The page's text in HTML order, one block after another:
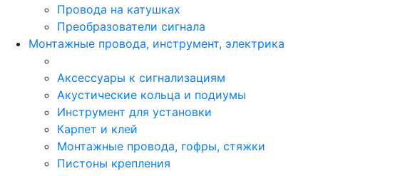
Провода на катушках
Преобразователи сигнала
Монтажные провода, инструмент, электрика
Аксессуары к сигнализациям
Акустические кольца и подиумы
Инструмент для установки
Карпет и клей
Монтажные провода, гофры, стяжки
Пистоны крепления